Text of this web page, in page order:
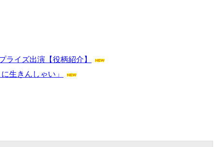
イズ出演【役柄紹介】
生きんしゃい」